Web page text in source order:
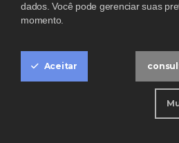
Cookie Box
dados. Você pode gerenciar suas
momento.
Aceitar